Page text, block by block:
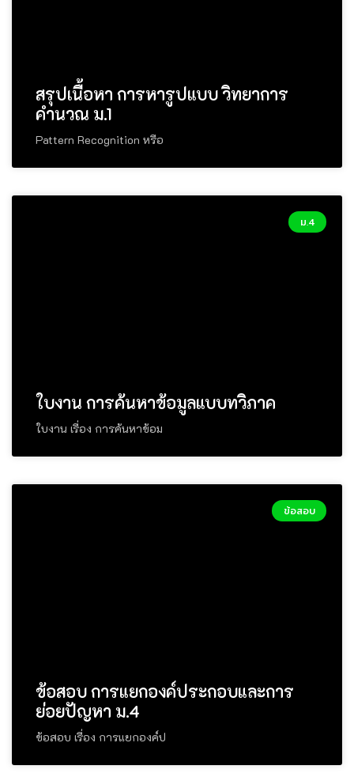
สรุปเนื้อหา การหารูปแบบ วิทยาการ
คำนวณ ม.1
Pattern Recognition หรือ
ม.4
ใบงาน การค้นหาข้อมูลแบบทวิภาค
ใบงาน เรื่อง การค้นหาข้อม
ข้อสอบ
ข้อสอบ การแยกองค์ประกอบและการ
ย่อยปัญหา ม.4
ข้อสอบ เรื่อง การแยกองค์ป